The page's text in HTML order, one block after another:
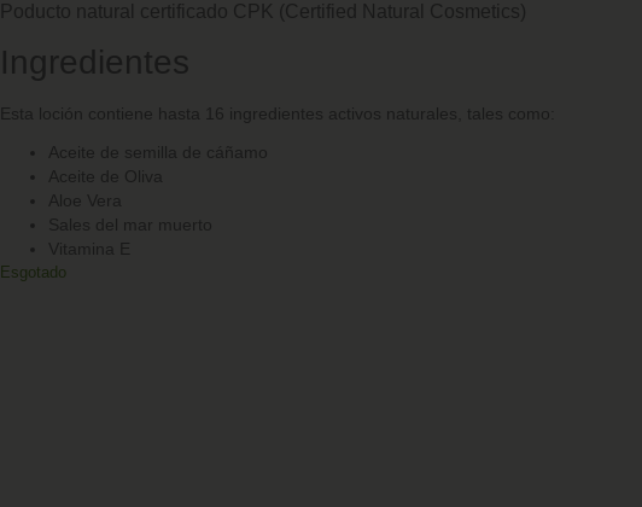
Poducto natural certificado CPK (Certified Natural Cosmetics)
Ingredientes
Esta loción contiene hasta 16 ingredientes activos naturales, tales como:
Aceite de semilla de cáñamo
Aceite de Oliva
Aloe Vera
Sales del mar muerto
Vitamina E
Esgotado